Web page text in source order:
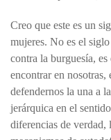
Creo que este es un
mujeres. No es el
contra la burguesía,
encontrar en nosotras,
defendernos la una a
jerárquica en el
diferencias de verdad,